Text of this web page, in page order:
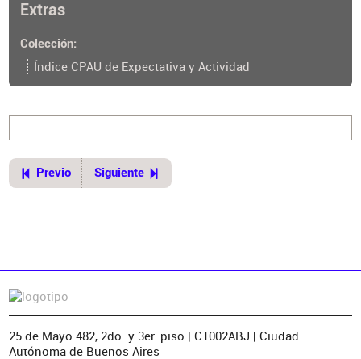
Extras
Colección
Índice CPAU de Expectativa y Actividad
Previo Siguiente
25 de Mayo 482, 2do. y 3er. piso | C1002ABJ | Ciudad
Autónoma de Buenos Aires